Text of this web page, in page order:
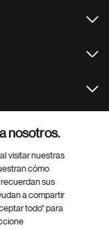
nosotros.
visitar nuestras
cómo
sus
a compartir
todo" para